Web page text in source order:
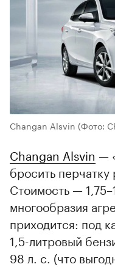
Changan Alsvin (Фото:
Changan Alsvin —
бросить
Стоимость —
многообразия
приходится: под
1,5-литровый
98 л. с. (что